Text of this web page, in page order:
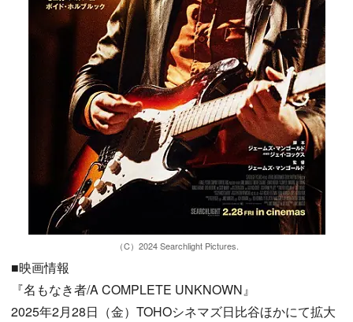
（C）2024 Searchlight Pictures.
■映画情報
『名もなき者/A COMPLETE UNKNOWN』
2025年2月28日（金）TOHOシネマズ日比谷ほかにて拡大